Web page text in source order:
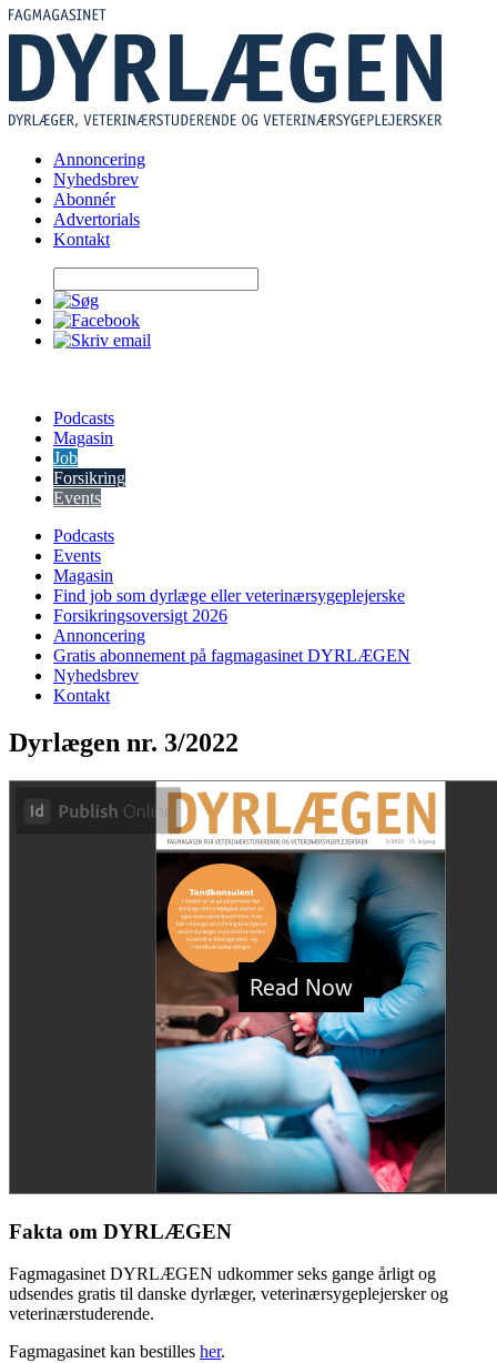
Skip
to
content
Annoncering
Nyhedsbrev
Abonnér
Advertorials
Kontakt
Podcasts
Magasin
Job
Forsikring
Events
Podcasts
Events
Magasin
Find job som dyrlæge eller veterinærsygeplejerske
Forsikringsoversigt 2026
Annoncering
Gratis abonnement på fagmagasinet DYRLÆGEN
Nyhedsbrev
Kontakt
Dyrlægen nr. 3/2022
Fakta om DYRLÆGEN
Fagmagasinet DYRLÆGEN udkommer seks gange årligt og
udsendes gratis til danske dyrlæger, veterinærsygeplejersker og
veterinærstuderende.
Fagmagasinet kan bestilles her.